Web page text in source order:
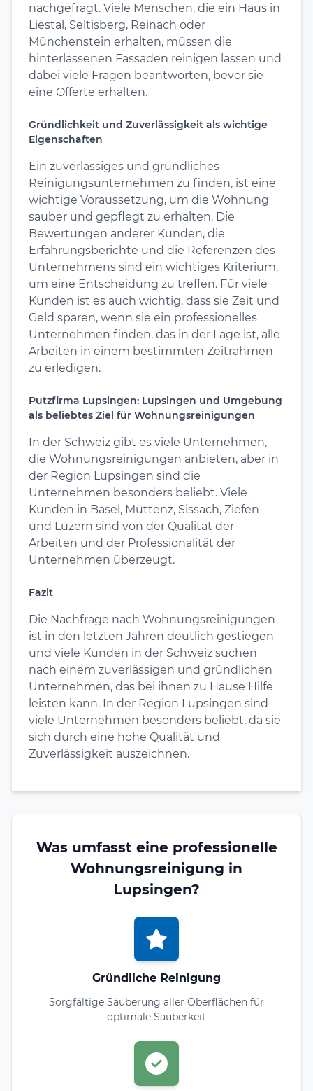
nachgefragt. Viele Menschen, die ein Haus in
Liestal, Seltisberg, Reinach oder
Münchenstein erhalten, müssen die
hinterlassenen Fassaden reinigen lassen und
dabei viele Fragen beantworten, bevor sie
eine Offerte erhalten.
Gründlichkeit und Zuverlässigkeit als wichtige
Eigenschaften
Ein zuverlässiges und gründliches
Reinigungsunternehmen zu finden, ist eine
wichtige Voraussetzung, um die Wohnung
sauber und gepflegt zu erhalten. Die
Bewertungen anderer Kunden, die
Erfahrungsberichte und die Referenzen des
Unternehmens sind ein wichtiges Kriterium,
um eine Entscheidung zu treffen. Für viele
Kunden ist es auch wichtig, dass sie Zeit und
Geld sparen, wenn sie ein professionelles
Unternehmen finden, das in der Lage ist, alle
Arbeiten in einem bestimmten Zeitrahmen
zu erledigen.
Putzfirma Lupsingen: Lupsingen und Umgebung
als beliebtes Ziel für Wohnungsreinigungen
In der Schweiz gibt es viele Unternehmen,
die Wohnungsreinigungen anbieten, aber in
der Region Lupsingen sind die
Unternehmen besonders beliebt. Viele
Kunden in Basel, Muttenz, Sissach, Ziefen
und Luzern sind von der Qualität der
Arbeiten und der Professionalität der
Unternehmen überzeugt.
Fazit
Die Nachfrage nach Wohnungsreinigungen
ist in den letzten Jahren deutlich gestiegen
und viele Kunden in der Schweiz suchen
nach einem zuverlässigen und gründlichen
Unternehmen, das bei ihnen zu Hause Hilfe
leisten kann. In der Region Lupsingen sind
viele Unternehmen besonders beliebt, da sie
sich durch eine hohe Qualität und
Zuverlässigkeit auszeichnen.
Was umfasst eine professionelle
Wohnungsreinigung in
Lupsingen?
Gründliche Reinigung
Sorgfältige Säuberung aller Oberflächen für
optimale Sauberkeit